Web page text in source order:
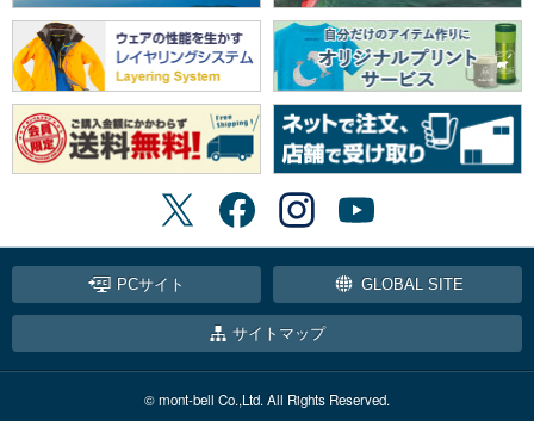
PCサイト GLOBAL SITE
サイトマップ
© mont-bell Co.,Ltd. All Rights Reserved.